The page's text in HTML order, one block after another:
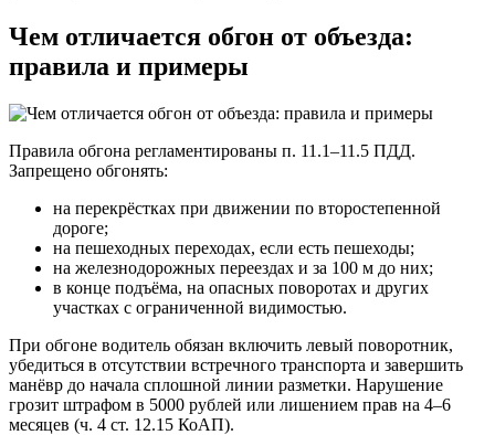
Чем отличается обгон от объезда:
правила и примеры
Правила обгона регламентированы п. 11.1–11.5 ПДД.
Запрещено обгонять:
на перекрёстках при движении по второстепенной
дороге;
на пешеходных переходах, если есть пешеходы;
на железнодорожных переездах и за 100 м до них;
в конце подъёма, на опасных поворотах и других
участках с ограниченной видимостью.
При обгоне водитель обязан включить левый поворотник,
убедиться в отсутствии встречного транспорта и завершить
манёвр до начала сплошной линии разметки. Нарушение
грозит штрафом в 5000 рублей или лишением прав на 4–6
месяцев (ч. 4 ст. 12.15 КоАП).